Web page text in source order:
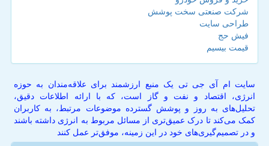
شرکت صنعتی سخت پوشش
طراحی سایت
فیش حج
قیمت بیسیم
سایت ام آی جی تی یک منبع ارزشمند برای علاقه‌مندان به حوزه
انرژی، اقتصاد و نفت و گاز است، که با ارائه اطلاعات دقیق،
تحلیل‌های به روز و پوشش گسترده موضوعات مرتبط، به کاربران
کمک می‌کند تا درک عمیق‌تری از مسائل مربوط به انرژی داشته باشند
و در تصمیم‌گیری‌های خود در این زمینه، موفق‌تر عمل کنند